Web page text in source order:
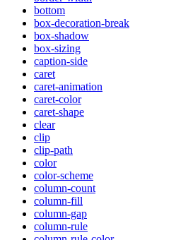
bottom
box-decoration-break
box-shadow
box-sizing
caption-side
caret
caret-animation
caret-color
caret-shape
clear
clip
clip-path
color
color-scheme
column-count
column-fill
column-gap
column-rule